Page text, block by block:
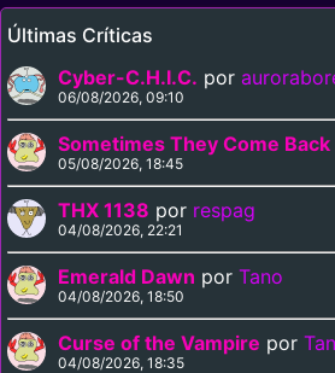
Últimas Críticas
Cyber-C.H.I.C. por
06/08/2026, 09:10
Sometimes They Come Back
05/08/2026, 18:45
THX 1138 por respag
04/08/2026, 22:21
Emerald Dawn por Tano
04/08/2026, 18:50
Curse of the Vampire por
04/08/2026, 18:35